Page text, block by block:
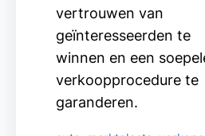
vertrouwen van
geïnteresseerden te
winnen en een
verkoopprocedure te
garanderen.